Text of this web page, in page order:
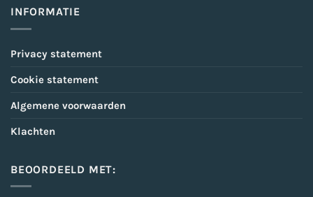
INFORMATIE
Privacy statement
Cookie statement
Algemene voorwaarden
Klachten
BEOORDEELD MET: